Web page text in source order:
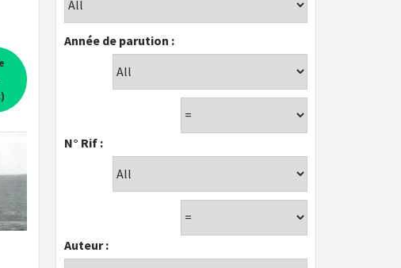
Année de parution :
N° Rif :
Auteur :